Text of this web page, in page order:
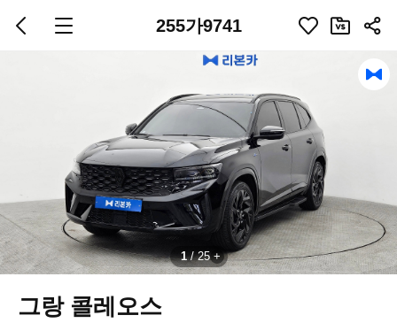
255가9741
1/25
그랑 콜레오스